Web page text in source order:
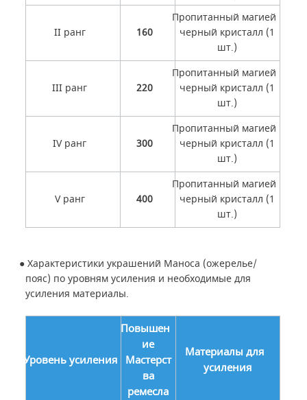
II ранг 160
Пропитанный магией
черный кристалл (1
шт.)
III ранг 220
Пропитанный магией
черный кристалл (1
шт.)
IV ранг 300
Пропитанный магией
черный кристалл (1
шт.)
V ранг 400
Пропитанный магией
черный кристалл (1
шт.)
●Характеристики украшений Маноса (ожерелье/
пояс) по уровням усиления и необходимые для
усиления материалы.
Уровень усиления
Повышен
ие
Мастерст
ва
ремесла
Материалы для
усиления